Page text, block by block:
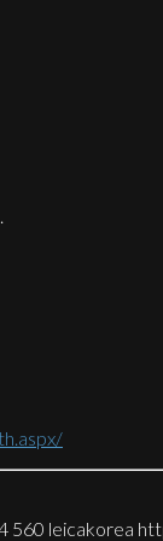
560 leicakorea